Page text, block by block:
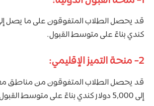
كندي بناءً على متوسط ​​القبول.
2- منحة التميز الإقليمي:
قد يحصل الطلاب المتفوقون من مناطق
إلى 5,000 دولار كندي بناءً على متوسط ​​القبول.